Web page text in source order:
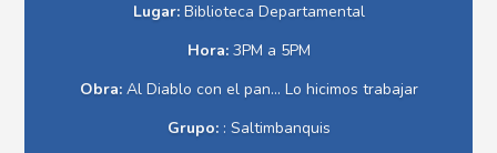
Lugar:Biblioteca Departamental
Hora:3PM a 5PM
Obra:Al Diablo con el pan... Lo hicimos trabajar
Grupo:: Saltimbanquis